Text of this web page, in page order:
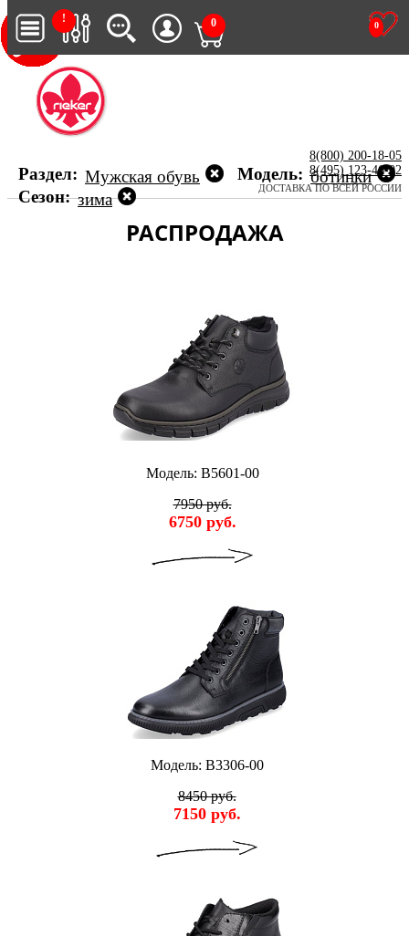
!
0
0
8(800) 200-18-05
8(495) 123-46-02
ДОСТАВКА ПО ВСЕЙ РОССИИ
Раздел: Мужская обувь Модель: ботинки
Сезон: зима
РАСПРОДАЖА
Модель: B5601-00
7950 руб.
6750 руб.
Модель: B3306-00
8450 руб.
7150 руб.